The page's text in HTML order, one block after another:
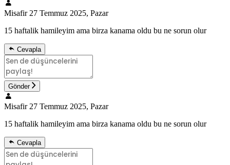
Misafir 27 Temmuz 2025, Pazar
15 haftalik hamileyim ama birza kanama oldu bu ne sorun olur
Cevapla
Gönder
Misafir 27 Temmuz 2025, Pazar
15 haftalik hamileyim ama birza kanama oldu bu ne sorun olur
Cevapla